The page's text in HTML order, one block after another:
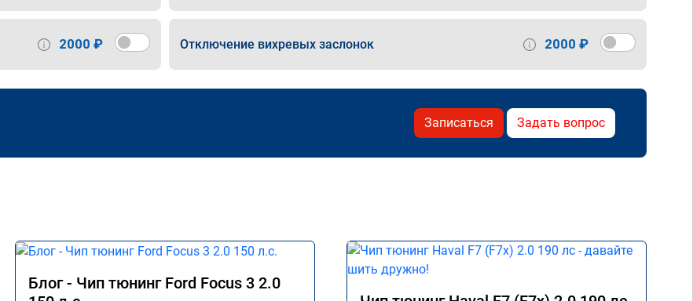
2000 ₽ Отключение вихревых заслонок 2000 ₽
Записаться Задать вопрос
Блог - Чип тюнинг Ford Focus 3 2.0